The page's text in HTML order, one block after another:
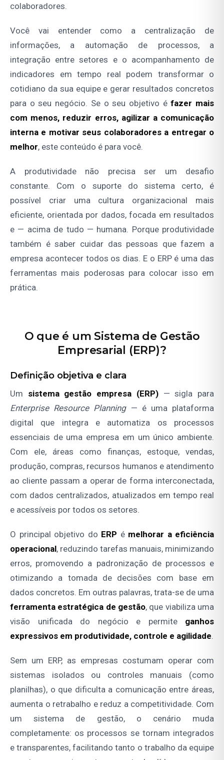
colaboradores.
Você vai entender como a centralização de
informações, a automação de processos, a
integração entre setores e o acompanhamento de
indicadores em tempo real podem transformar o
cotidiano da sua equipe e gerar resultados concretos
para o seu negócio. Se o seu objetivo éfazer mais
com menos, reduzir erros, agilizar a comunicação
interna e motivar seus colaboradores a entregar o
melhor, este conteúdo é para você.
A produtividade não precisa ser um desafio
constante. Com o suporte do sistema certo, é
possível criar uma cultura organizacional mais
eficiente, orientada por dados, focada em resultados
e — acima de tudo — humana. Porque produtividade
também é saber cuidar das pessoas que fazem a
empresa acontecer todos os dias. E o ERP é uma das
ferramentas mais poderosas para colocar isso em
prática.
O que é um Sistema de Gestão
Empresarial (ERP)?
Definição objetiva e clara
Um sistema gestão empresa (ERP)— sigla para
Enterprise Resource Planning— é uma plataforma
digital que integra e automatiza os processos
essenciais de uma empresa em um único ambiente.
Com ele, áreas como finanças, estoque, vendas,
produção, compras, recursos humanos e atendimento
ao cliente passam a operar de forma interconectada,
com dados centralizados, atualizados em tempo real
e acessíveis por todos os setores.
O principal objetivo do ERP é melhorar a eficiência
operacional, reduzindo tarefas manuais, minimizando
erros, promovendo a padronização de processos e
otimizando a tomada de decisões com base em
dados concretos. Em outras palavras, trata-se de uma
ferramenta estratégica de gestão, que viabiliza uma
visão unificada do negócio e permite ganhos
expressivos em produtividade, controle e agilidade.
Sem um ERP, as empresas costumam operar com
sistemas isolados ou controles manuais (como
planilhas), o que dificulta a comunicação entre áreas,
aumenta o retrabalho e reduz a competitividade. Com
um sistema de gestão, o cenário muda
completamente: os processos se tornam integrados
e transparentes, facilitando tanto o trabalho da equipe